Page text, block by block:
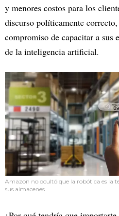
y menores costos para los
discurso políticamente
compromiso de capacitar a sus
de la inteligencia artificial.
Amazon no ocultó que la robótica es la
sus almacenes.